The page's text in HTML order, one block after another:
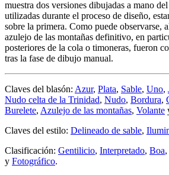
muestra dos versiones dibujadas a mano
utilizadas durante el proceso de diseño,
sobre la primera. Como puede observarse,
azulejo de las montañas definitivo, en
posteriores de la cola o timoneras, fueron
tras la fase de dibujo manual.
Claves del blasón: Azur, Plata, Sable, Uno,
Nudo celta de la Trinidad, Nudo, Bordura,
Burelete, Azulejo de las montañas, Volante
Claves del estilo: Delineado de sable,
Clasificación: Gentilicio, Interpretado, Boa,
y Fotográfico.